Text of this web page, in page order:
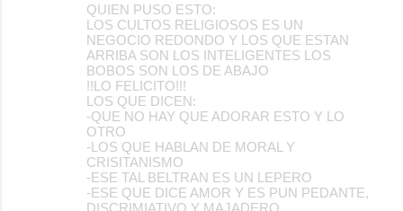
QUIEN PUSO ESTO:
LOS CULTOS RELIGIOSOS ES UN
NEGOCIO REDONDO Y LOS QUE ESTAN
ARRIBA SON LOS INTELIGENTES LOS
BOBOS SON LOS DE ABAJO
!!LO FELICITO!!!
LOS QUE DICEN:
-QUE NO HAY QUE ADORAR ESTO Y LO
OTRO
-LOS QUE HABLAN DE MORAL Y
CRISITANISMO
-ESE TAL BELTRAN ES UN LEPERO
-ESE QUE DICE AMOR Y ES PUN PEDANTE,
DISCRIMIATIVO Y MAJADERO